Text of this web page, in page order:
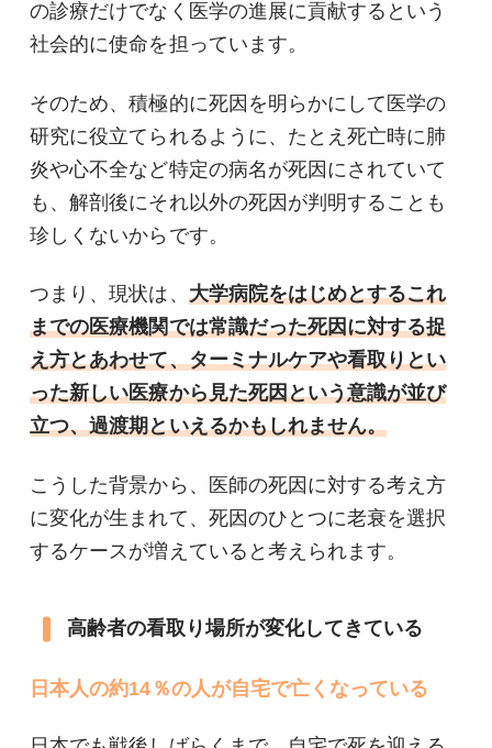
の診療だけでなく医学の進展に貢献するという
社会的に使命を担っています。
そのため、積極的に死因を明らかにして医学の
研究に役立てられるように、たとえ死亡時に肺
炎や心不全など特定の病名が死因にされていて
も、解剖後にそれ以外の死因が判明することも
珍しくないからです。
つまり、現状は、 大学病院をはじめとするこれ
までの医療機関では常識だった死因に対する捉
え方とあわせて、ターミナルケアや看取りとい
った新しい医療から見た死因という意識が並び
立つ、過渡期といえるかもしれません。
こうした背景から、医師の死因に対する考え方
に変化が生まれて、死因のひとつに老衰を選択
するケースが増えていると考えられます。
高齢者の看取り場所が変化してきている
日本人の約14％の人が自宅で亡くなっている